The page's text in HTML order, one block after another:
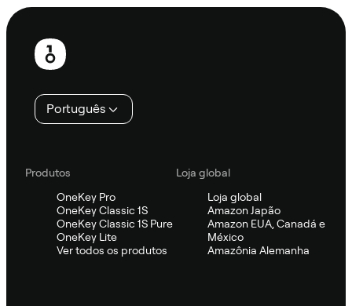
Rodapé
Português
Produtos
OneKey Pro
OneKey Classic 1S
OneKey Classic 1S Pure
OneKey Lite
Ver todos os produtos
Loja global
Loja global
Amazon Japão
Amazon EUA, Canadá e
México
Amazônia Alemanha